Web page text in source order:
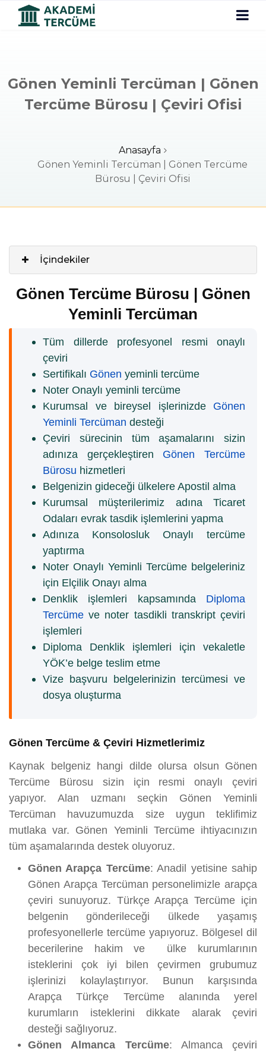
Gönen Yeminli Tercüman | Gönen
Tercüme Bürosu | Çeviri Ofisi
Anasayfa
Gönen Yeminli Tercüman | Gönen Tercüme
Bürosu | Çeviri Ofisi
İçindekiler
Gönen Tercüme Bürosu | Gönen
Yeminli Tercüman
Tüm dillerde profesyonel resmi onaylı
çeviri
Sertifikalı Gönen yeminli tercüme
Noter Onaylı yeminli tercüme
Kurumsal ve bireysel işlerinizde Gönen
Yeminli Tercüman desteği
Çeviri sürecinin tüm aşamalarını sizin
adınıza gerçekleştiren Gönen Tercüme
Bürosu hizmetleri
Belgenizin gideceği ülkelere Apostil alma
Kurumsal müşterilerimiz adına Ticaret
Odaları evrak tasdik işlemlerini yapma
Adınıza Konsolosluk Onaylı tercüme
yaptırma
Noter Onaylı Yeminli Tercüme belgeleriniz
için Elçilik Onayı alma
Denklik işlemleri kapsamında Diploma
Tercüme ve noter tasdikli transkript çeviri
işlemleri
Diploma Denklik işlemleri için vekaletle
YÖK’e belge teslim etme
Vize başvuru belgelerinizin tercümesi ve
dosya oluşturma
Gönen Tercüme & Çeviri Hizmetlerimiz
Kaynak belgeniz hangi dilde olursa olsun Gönen
Tercüme Bürosu sizin için resmi onaylı çeviri
yapıyor. Alan uzmanı seçkin Gönen Yeminli
Tercüman havuzumuzda size uygun teklifimiz
mutlaka var. Gönen Yeminli Tercüme ihtiyacınızın
tüm aşamalarında destek oluyoruz.
Gönen Arapça Tercüme: Anadil yetisine sahip
Gönen Arapça Tercüman personelimizle arapça
çeviri sunuyoruz. Türkçe Arapça Tercüme için
belgenin gönderileceği ülkede yaşamış
profesyonellerle tercüme yapıyoruz. Bölgesel dil
becerilerine hakim ve ülke kurumlarının
isteklerini çok iyi bilen çevirmen grubumuz
işlerinizi kolaylaştırıyor. Bunun karşısında
Arapça Türkçe Tercüme alanında yerel
kurumların isteklerini dikkate alarak çeviri
desteği sağlıyoruz.
Gönen Almanca Tercüme: Almanca çeviri